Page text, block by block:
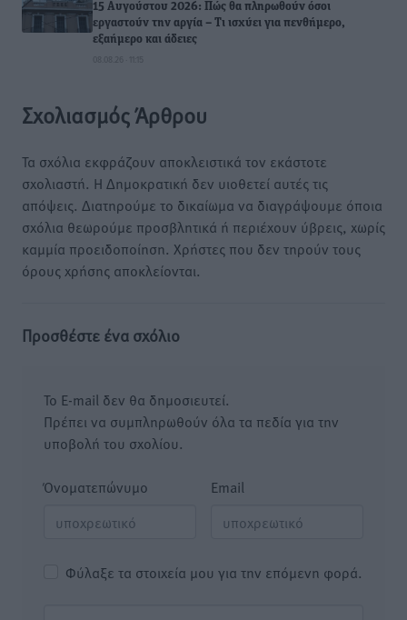
15 Αυγούστου 2026: Πώς θα πληρωθούν όσοι
εργαστούν την αργία – Τι ισχύει για πενθήμερο,
εξαήμερο και άδειες
08.08.26 · 11:15
Σχολιασμός Άρθρου
Τα σχόλια εκφράζουν αποκλειστικά τον εκάστοτε
σχολιαστή. Η Δημοκρατική δεν υιοθετεί αυτές τις
απόψεις. Διατηρούμε το δικαίωμα να διαγράψουμε όποια
σχόλια θεωρούμε προσβλητικά ή περιέχουν ύβρεις, χωρίς
καμμία προειδοποίηση. Χρήστες που δεν τηρούν τους
όρους χρήσης αποκλείονται.
Προσθέστε ένα σχόλιο
Το E-mail δεν θα δημοσιευτεί.
Πρέπει να συμπληρωθούν όλα τα πεδία για την
υποβολή του σχολίου.
Όνοματεπώνυμο Email
Φύλαξε τα στοιχεία μου για την επόμενη φορά.